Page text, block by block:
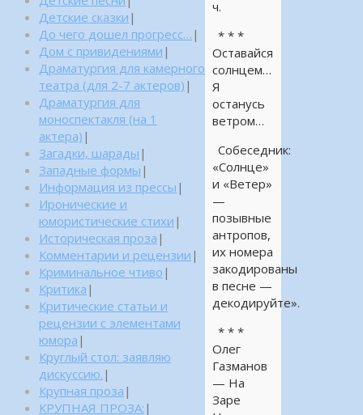
ч.
* * *
Оставайся
солнцем…
Я
останусь
ветром…
Собеседник:
«Солнце»
и «Ветер»
—
позывные
антропов,
их номера
закодированы
в песне —
декодируйте».
* * *
Олег
Газманов
— На
Заре
Детские сказки |
До чего дошел прогресс… |
Дом с привидениями |
Драматургия для камерного
театра (для 2-7 актеров) |
Драматургия для
моноспектакля (на 1
актера) |
Загадки, шарады |
Западные формы |
Информация из прессы |
Иронические и
юмористические стихи |
Историческая проза |
Комментарии и рецензии |
Криминальное чтиво |
Критика |
Критические статьи и
рецензии с элементами
юмора |
Круглый стол: заявляю
дискуссию. |
Крупная проза |
КРУПНАЯ ПРОЗА: |